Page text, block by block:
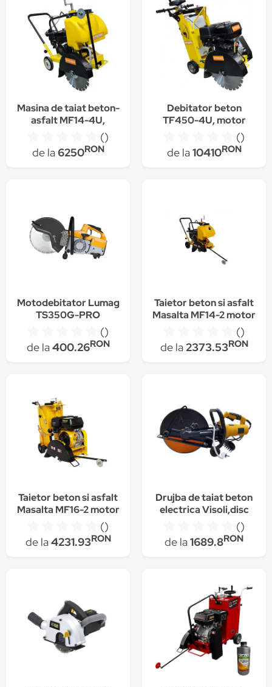
Masina de taiat beton-
asfalt MF14-4U,
motor HONDA GX160,
putere 5,5CP,
greutate 74kg, disc
()
de la6250RON
Debitator beton
TF450-4U, motor
Honda GX390, 13CP,
greutate 105kg, disc
450mm, adancime
()
de la10410RON
Motodebitator Lumag
TS350G-PRO
()
de la400.26RON
Taietor beton si asfalt
Masalta MF14-2 motor
()
de la2373.53RON
Taietor beton si asfalt
Masalta MF16-2 motor
()
de la4231.93RON
Drujba de taiat beton
electrica Visoli,disc
()
de la1689.8RON